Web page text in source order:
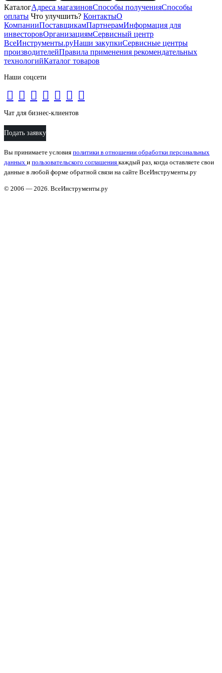
КаталогАдреса магазиновСпособы полученияСпособы
оплаты Что улучшить? КонтактыО
КомпанииПоставщикамПартнерамИнформация для
инвесторовОрганизациямСервисный центр
ВсеИнструменты.руНаши закупкиСервисные центры
производителейПравила применения рекомендательных
технологийКаталог товаров
Наши соцсети
Чат для бизнес-клиентов
Подать заявку
Вы принимаете условия политики в отношении обработки персональных
данных и пользовательского соглашения каждый раз, когда оставляете свои
данные в любой форме обратной связи на сайте ВсеИнструменты.ру
© 2006 — 2026. ВсеИнструменты.ру